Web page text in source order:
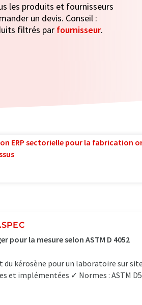
les produits et fournisseurs
un devis. Conseil :
filtrés par fournisseur.
ERP sectorielle pour la fabrication
pour la mesure selon ASTM D 4052
du kérosène pour un laboratoire sur
et implémentées ✓ Normes : ASTM